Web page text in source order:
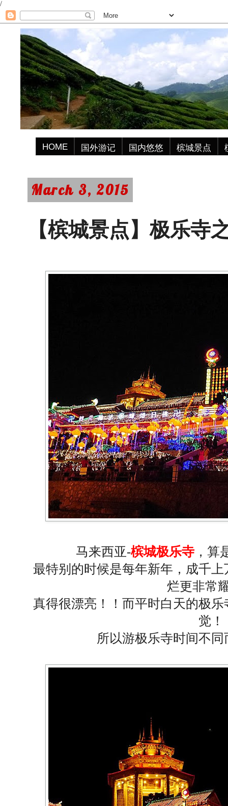
/
HOME 国外游记 国内悠悠 槟城景点
March 3, 2015
【槟城景点】极乐寺
马来西亚-槟城极乐寺，算
最特别的时候是每年新年，成千
烂更非常
真得很漂亮！！而平时白天的极
觉！
所以游极乐寺时间不